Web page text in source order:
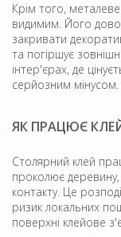
Крім того,
видимим. Його
закривати
та погіршує
інтер'єрах, де
серйозним мінусом.
ЯК ПРАЦЮЄ
Столярний клей
проколює
контакту. Це
ризик локальних
поверхні клейове